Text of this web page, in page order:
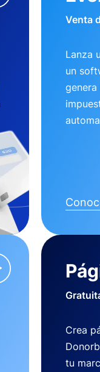
Venta
Lanza
un
Crea
tu